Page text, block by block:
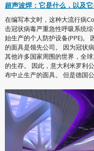
超声波焊：它是什么，以及
在编写本文时，这种大流行病
击冠状病毒严重急性呼吸系统
始生产的个人防护设备(PPE)。
的面具是领先公司。 因为冠状
其他许多国家周围的世界，全
的生存。 因此，意大利米罗利
布中止生产的面具。 但是德国